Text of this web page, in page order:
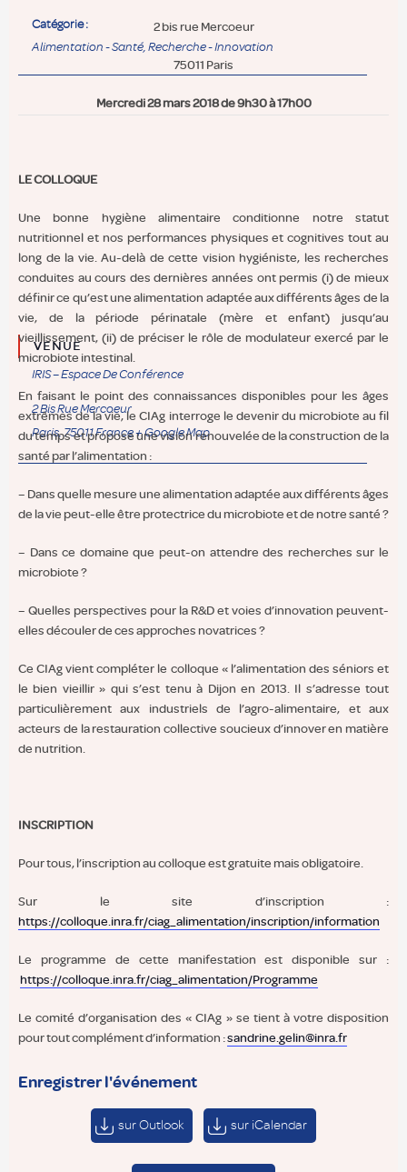
Catégorie :
Alimentation - Santé,Recherche - Innovation
VENUE
IRIS – Espace De Conférence
2 Bis Rue Mercoeur
Paris,75011France+ Google Map
2 bis rue Mercoeur
75011 Paris
Mercredi 28 mars 2018 de 9h30 à 17h00
LE COLLOQUE
Une bonne hygiène alimentaire conditionne notre statut
nutritionnel et nos performances physiques et cognitives tout au
long de la vie. Au-delà de cette vision hygiéniste, les recherches
conduites au cours des dernières années ont permis (i) de mieux
définir ce qu’est une alimentation adaptée aux différents âges de la
vie, de la période périnatale (mère et enfant) jusqu’au
vieillissement, (ii) de préciser le rôle de modulateur exercé par le
microbiote intestinal.
En faisant le point des connaissances disponibles pour les âges
extrêmes de la vie, le CIAg interroge le devenir du microbiote au fil
du temps et propose une vision renouvelée de la construction de la
santé par l’alimentation :
– Dans quelle mesure une alimentation adaptée aux différents âges
de la vie peut-elle être protectrice du microbiote et de notre santé ?
– Dans ce domaine que peut-on attendre des recherches sur le
microbiote ?
– Quelles perspectives pour la R&D et voies d’innovation peuvent-
elles découler de ces approches novatrices ?
Ce CIAg vient compléter le colloque « l’alimentation des séniors et
le bien vieillir » qui s’est tenu à Dijon en 2013. Il s’adresse tout
particulièrement aux industriels de l’agro-alimentaire, et aux
acteurs de la restauration collective soucieux d’innover en matière
de nutrition.
INSCRIPTION
Pour tous, l’inscription au colloque est gratuite mais obligatoire.
Sur le site d’inscription :
https://colloque.inra.fr/ciag_alimentation/inscription/information
Le programme de cette manifestation est disponible sur :
https://colloque.inra.fr/ciag_alimentation/Programme
Le comité d’organisation des « CIAg » se tient à votre disposition
pour tout complément d’information :sandrine.gelin@inra.fr
Enregistrer l'événement
sur Outlook sur iCalendar